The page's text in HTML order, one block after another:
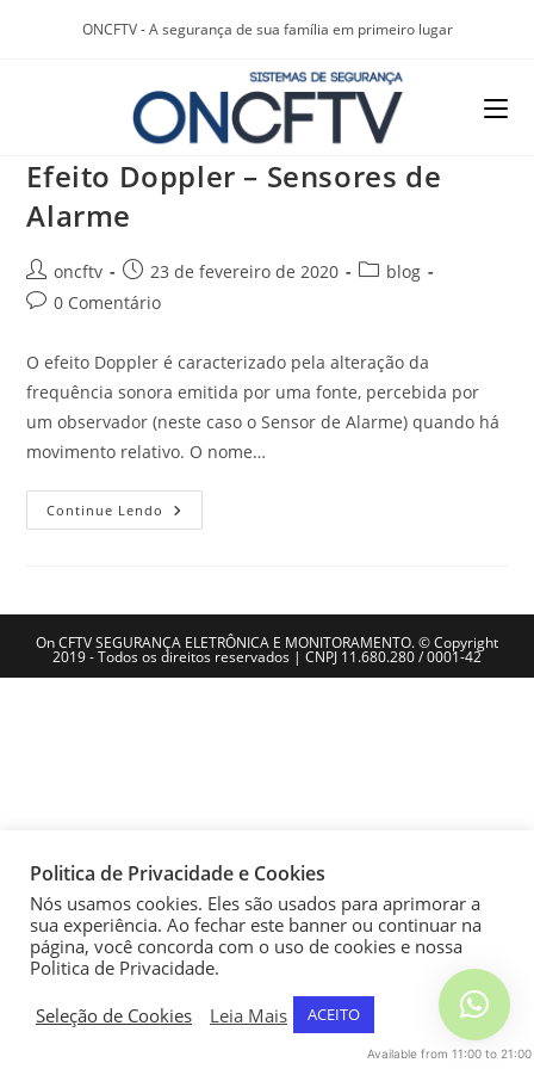
ONCFTV - A segurança de sua família em primeiro lugar
Efeito Doppler – Sensores de
Alarme
oncftv 23 de fevereiro de 2020
blog
0 Comentário
O efeito Doppler é caracterizado pela alteração da
frequência sonora emitida por uma fonte, percebida por
um observador (neste caso o Sensor de Alarme) quando há
movimento relativo. O nome…
Continue Lendo
On CFTV SEGURANÇA ELETRÔNICA E MONITORAMENTO. © Copyright
2019 - Todos os direitos reservados | CNPJ 11.680.280 / 0001-42
Politica de Privacidade e Cookies
Nós usamos cookies. Eles são usados para aprimorar a
sua experiência. Ao fechar este banner ou continuar na
página, você concorda com o uso de cookies e nossa
Politica de Privacidade.
Seleção de Cookies
Leia Mais ACEITO
Available from 11:00 to 21:00